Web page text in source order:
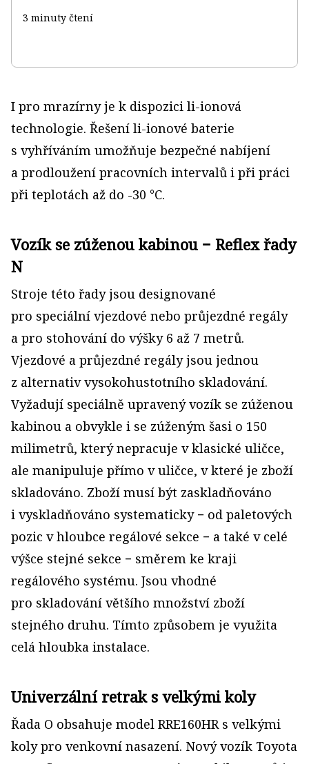
3 minuty čtení
I pro mrazírny je k dispozici li-ionová
technologie. Řešení li-ionové baterie
s vyhříváním umožňuje bezpečné nabíjení
a prodloužení pracovních intervalů i při práci
při teplotách až do -30 °C.
Vozík se zúženou kabinou − Reflex řady
N
Stroje této řady jsou designované
pro speciální vjezdové nebo průjezdné regály
a pro stohování do výšky 6 až 7 metrů.
Vjezdové a průjezdné regály jsou jednou
z alternativ vysokohustotního skladování.
Vyžadují speciálně upravený vozík se zúženou
kabinou a obvykle i se zúženým šasi o 150
milimetrů, který nepracuje v klasické uličce,
ale manipuluje přímo v uličce, v které je zboží
skladováno. Zboží musí být zaskladňováno
i vyskladňováno systematicky − od paletových
pozic v hloubce regálové sekce − a také v celé
výšce stejné sekce − směrem ke kraji
regálového systému. Jsou vhodné
pro skladování většího množství zboží
stejného druhu. Tímto způsobem je využita
celá hloubka instalace.
Univerzální retrak s velkými koly
Řada O obsahuje model RRE160HR s velkými
koly pro venkovní nasazení. Nový vozík Toyota